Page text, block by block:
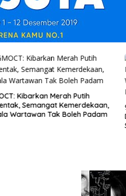
Kibarkan Merah Putih
Semangat Kemerdekaan,
Wartawan Tak Boleh Padam